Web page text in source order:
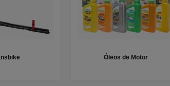
Óleos de Motor